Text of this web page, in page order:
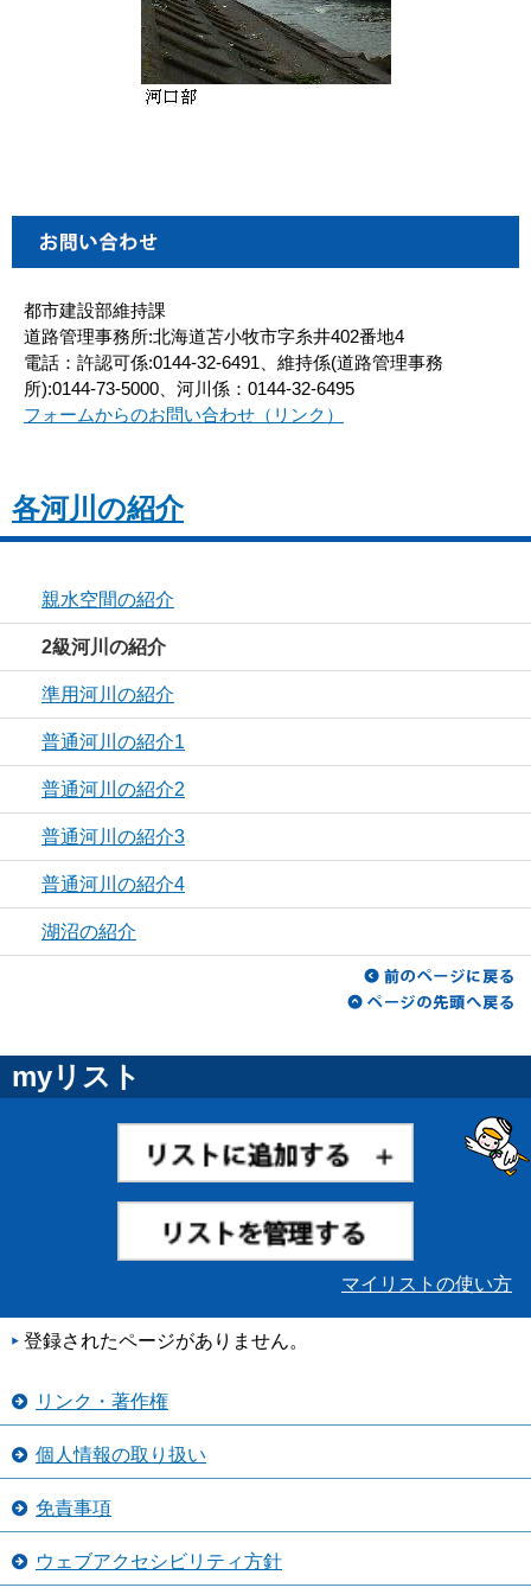
都市建設部維持課
道路管理事務所:北海道苫小牧市字糸井402番地4
電話：許認可係:0144-32-6491、維持係(道路管理事務
所):0144-73-5000、河川係：0144-32-6495
フォームからのお問い合わせ（リンク）
各河川の紹介
親水空間の紹介
2級河川の紹介
準用河川の紹介
普通河川の紹介1
普通河川の紹介2
普通河川の紹介3
普通河川の紹介4
湖沼の紹介
myリスト
マイリストの使い方
登録されたページがありません。
リンク・著作権
個人情報の取り扱い
免責事項
ウェブアクセシビリティ方針